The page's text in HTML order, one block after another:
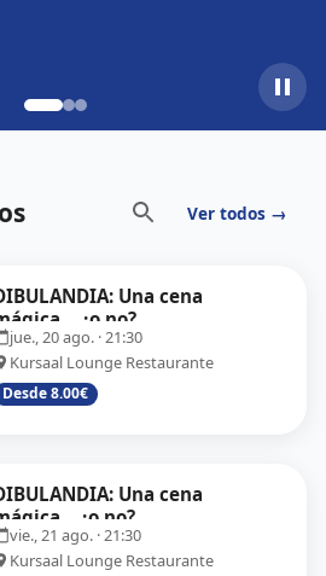
Ver todos →
Una cena
¿o no?
jue., 20 ago. · 21:30
Kursaal Lounge Restaurante
Desde 8.00€
Una cena
¿o no?
vie., 21 ago. · 21:30
Kursaal Lounge Restaurante